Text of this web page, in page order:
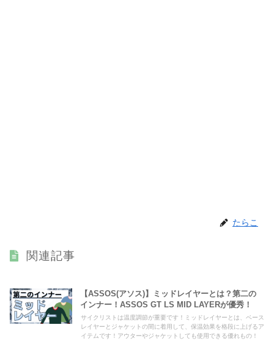
たらこ
関連記事
【ASSOS(アソス)】ミッドレイヤーとは？第二の
インナー！ASSOS GT LS MID LAYERが優秀！
サイクリストは温度調節が重要です！ミッドレイヤーとは、ベース
レイヤーとジャケットの間に着用して、保温効果を格段に上げるア
イテムです！アウターやジャケットしても使用できる優れもの！